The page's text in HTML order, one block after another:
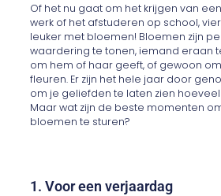
Of het nu gaat om het krijgen van
werk of het afstuderen op school,
leuker met bloemen! Bloemen zijn
waardering te tonen, iemand eraan
om hem of haar geeft, of gewoon
fleuren. Er zijn het hele jaar door
om je geliefden te laten zien
Maar wat zijn de beste momenten
bloemen te sturen?
1. Voor een verjaardag